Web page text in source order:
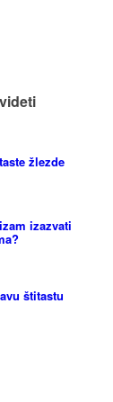
žlezde
izazvati
štitastu